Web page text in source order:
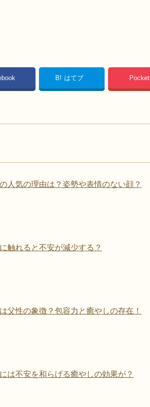
B! はてブ Pocket
人気の理由は？姿勢や表情のない顔？
触れると不安が減少する？
父性の象徴？包容力と癒やしの存在！
は不安を和らげる癒やしの効果が？